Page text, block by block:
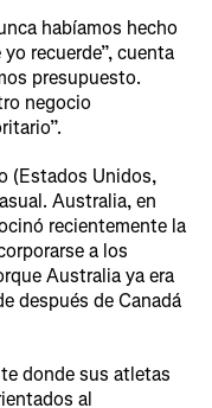
habíamos hecho
recuerde”, cuenta
presupuesto.
negocio
(Estados Unidos,
Australia, en
recientemente la
a los
Australia ya era
después de Canadá
donde sus atletas
al